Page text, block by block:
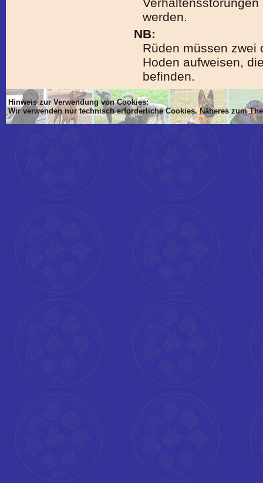
werden.
NB:
Rüden müssen zwei
Hoden aufweisen,
befinden.
Hinweis zur Verwendung von Cookies:
Wir verwenden nur technisch erforderliche Cookies. Näheres zum
'Dim mlTIT, mlBOD, mlVON, mlsTIT, mlAN, mlsBOD